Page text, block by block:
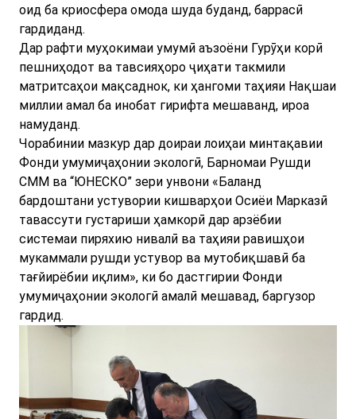
оид ба криосфера омода шуда буданд, баррасӣ
гардиданд.
Дар рафти муҳокимаи умумӣ аъзоёни Гурӯҳи корӣ
пешниҳодот ва тавсияҳоро ҷиҳати такмили
матритсаҳои мақсаднок, ки ҳангоми таҳияи Нақшаи
миллии амал ба инобат гирифта мешаванд, ироа
намуданд.
Чорабинии мазкур дар доираи лоиҳаи минтақавии
Фонди умумиҷаҳонии экологӣ, Барномаи Рушди
СММ ва “ЮНЕСКО” зери унвони «Баланд
бардоштани устувории кишварҳои Осиёи Марказӣ
тавассути густариши ҳамкорӣ дар арзёбии
системаи пиряхию нивалӣ ва таҳияи равишҳои
мукаммали рушди устувор ва мутобиқшавӣ ба
тағйирёбии иқлим», ки бо дастгирии Фонди
умумиҷаҳонии экологӣ амалӣ мешавад, баргузор
гардид.